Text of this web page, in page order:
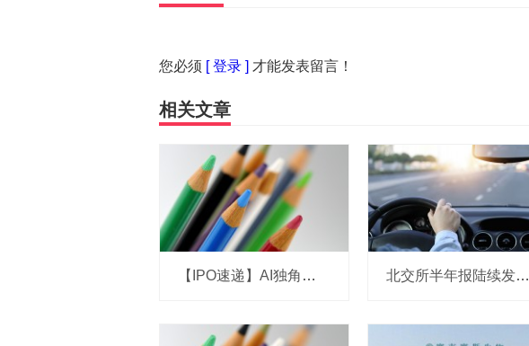
您必须 [ 登录 ] 才能发表留言！
相关文章
【IPO速递】AI独角兽演语科技拟冲刺港股：成立三年，ARR剑指7亿美元 北交所半年报陆续发布 高景气赛道企业业绩亮眼